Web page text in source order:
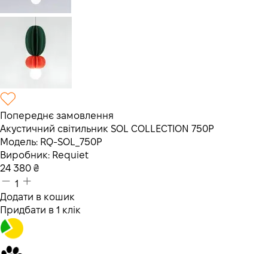
Попереднє замовлення
Акустичний світильник SOL COLLECTION 750P
Модель: RQ-SOL_750P
Виробник: Requiet
24 380 ₴
1
Додати в кошик
Придбати в 1 клік